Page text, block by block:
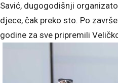
Savić, dugogodišnji
djece, čak preko sto. Po
godine za sve pripremili